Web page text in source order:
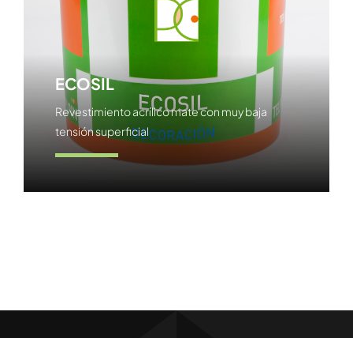
ECOSIL
Revestimiento acrílico mate con muy baja
tensión superficial
Ver producto